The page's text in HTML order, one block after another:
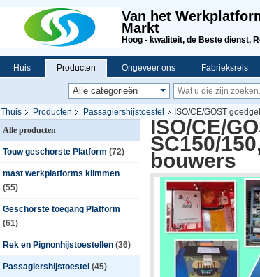
Van het
Markt
Hoog - kwaliteit, de Beste dienst,
Huis Producten Ongeveer ons Fabrieksreis
Thuis Producten Passagiershijstoestel
ISO/CE/GOST
Alle producten
Touw geschorste Platform (72)
mast werkplatforms klimmen
(55)
Geschorste toegang Platform
(61)
Rek en Pignonhijstoestellen (36)
Passagiershijstoestel (45)
ISO/CE/
SC150/
bouwers